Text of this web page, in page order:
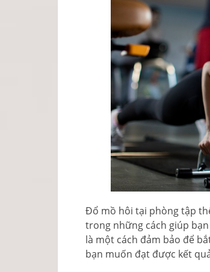
Đổ mồ hôi tại phòng tập
trong những cách giúp
là một cách đảm bảo để
bạn muốn đạt được kết